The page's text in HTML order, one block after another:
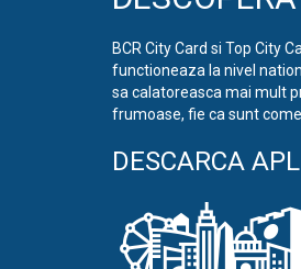
BCR City Card si Top City
functioneaza la nivel
sa calatoreasca mai mult
frumoase, fie ca sunt
DESCARCA